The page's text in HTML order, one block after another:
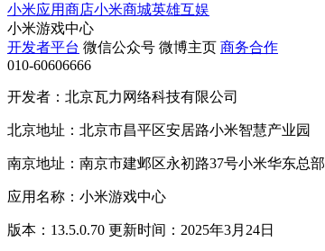
小米应用商店小米商城英雄互娱
小米游戏中心
开发者平台 微信公众号 微博主页 商务合作
010-60606666
开发者：北京瓦力网络科技有限公司
北京地址：北京市昌平区安居路小米智慧产业园
南京地址：南京市建邺区永初路37号小米华东总部
应用名称：小米游戏中心
版本：13.5.0.70 更新时间：2025年3月24日